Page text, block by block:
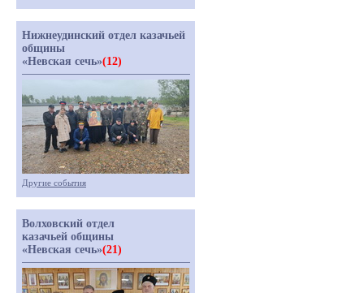
Нижнеудинский отдел казачьей
общины
«Невская сечь»(12)
Другие события
Волховский отдел
казачьей общины
«Невская сечь»(21)